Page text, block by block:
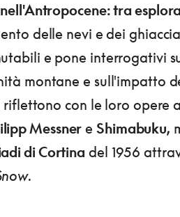
tra
delle nevi e dei
e pone interrogativi
montane e sull'impatto
con le loro opere
Messner eShimabuku,
di Cortina del 1956
.